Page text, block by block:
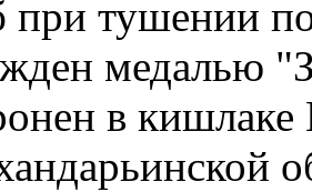
при тушении
медалью
в кишлаке